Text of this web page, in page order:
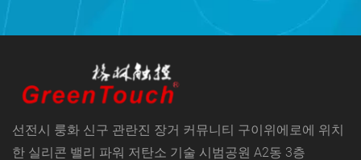
선전시 룽화 신구 관란진 장거 커뮤니티 구이위에로에 위치
한 실리콘 밸리 파워 저탄소 기술 시범공원 A2동 3층